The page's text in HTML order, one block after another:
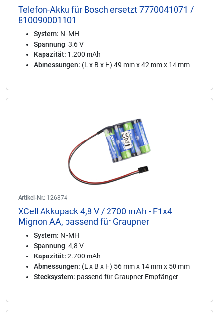
Telefon-Akku für Bosch ersetzt 7770041071 /
810090001101
System: Ni-MH
Spannung: 3,6 V
Kapazität: 1.200 mAh
Abmessungen: (L x B x H) 49 mm x 42 mm x 14 mm
Artikel-Nr.: 126874
XCell Akkupack 4,8 V / 2700 mAh - F1x4
Mignon AA, passend für Graupner
System: Ni-MH
Spannung: 4,8 V
Kapazität: 2.700 mAh
Abmessungen: (L x B x H) 56 mm x 14 mm x 50 mm
Stecksystem: passend für Graupner Empfänger